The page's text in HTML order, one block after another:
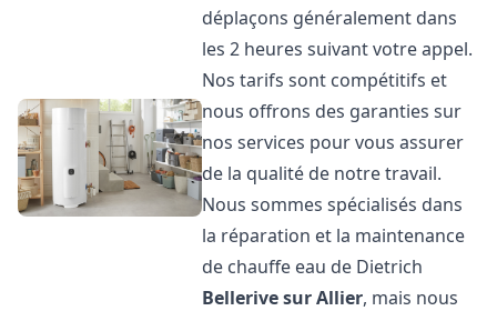
déplaçons généralement dans
les 2 heures suivant votre appel.
Nos tarifs sont compétitifs et
nous offrons des garanties sur
nos services pour vous assurer
de la qualité de notre travail.
Nous sommes spécialisés dans
la réparation et la maintenance
de chauffe eau de Dietrich
Bellerive sur Allier, mais nous